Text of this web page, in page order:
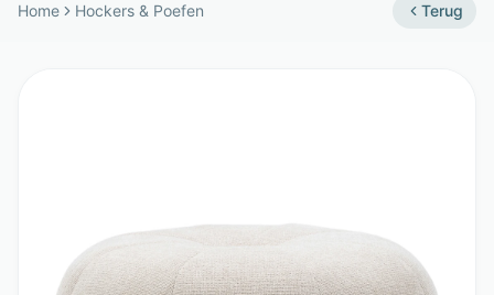
Home Hockers & Poefen Terug